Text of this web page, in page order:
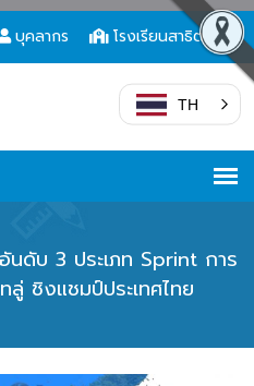
บุคลากร โรงเรียนสาธิต
TH
ดับ 3 ประเภท Sprint การ
ลู่ ชิงแชมป์ประเทศไทย